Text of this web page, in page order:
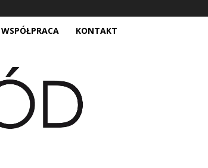
WSPÓŁPRACA KONTAKT